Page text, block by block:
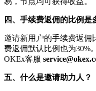
四、手续费返佣的比例是
邀请新用户的手续费返佣
费返佣默认比例也为30%
OKEx客服
五、什么是邀请助力人？